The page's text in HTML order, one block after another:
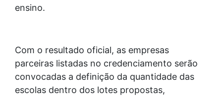
ensino.
Com o resultado oficial, as empresas
parceiras listadas no credenciamento serão
convocadas a definição da quantidade das
escolas dentro dos lotes propostas,